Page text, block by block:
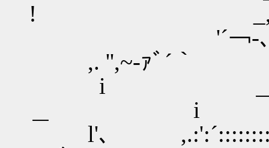
! _,._ｨ
'´￢‐
,. '',~‐ｧﾞ´｀
i ＿
＿ i
l'､ ,.:':´:::::::::